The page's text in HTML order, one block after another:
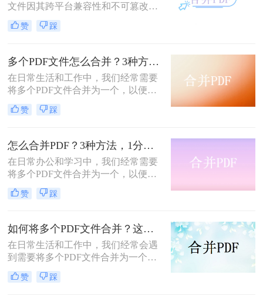
文件因其跨平台兼容性和不可篡改性
而广受欢迎。然而，当需要处理多个
PDF文件时，将它们合并成一个文件
两个PDF文件呢？本文将介绍三种合
并PDF文件的方法。
赞 踩
多个PDF文件怎么合并？3种方法，1分钟轻松搞定！!
在日常生活和工作中，我们经常需要
将多个PDF文件合并为一个，以便于
分享、存档或打印。那么如何合并pdf
文件呢？本文将介绍三种常用的PDF
赞 踩
怎么合并PDF？3种方法，1分钟轻松搞定！！
在日常办公和学习中，我们经常需要
将多个PDF文件合并为一个，以便于
分享、存储和管理。那么怎么合并pdf
呢？本文将介绍四种合并PDF的方
任务。
赞 踩
如何将多个PDF文件合并？这两个高效方法帮你解决！
在日常生活和工作中，我们经常会遇
到需要将多个PDF文件合并为一个的
情况，以便于查阅、分享或存档。那
么如何将多个PDF文件合并呢？本文
赞 踩